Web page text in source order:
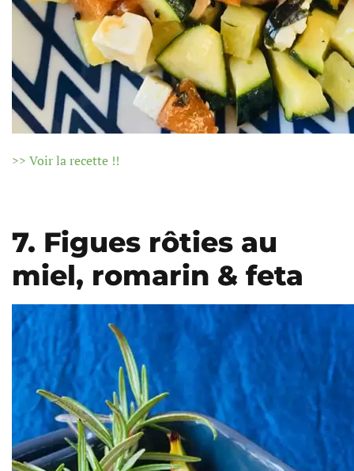
>> Voir la recette !!
7. Figues rôties au
miel, romarin & feta